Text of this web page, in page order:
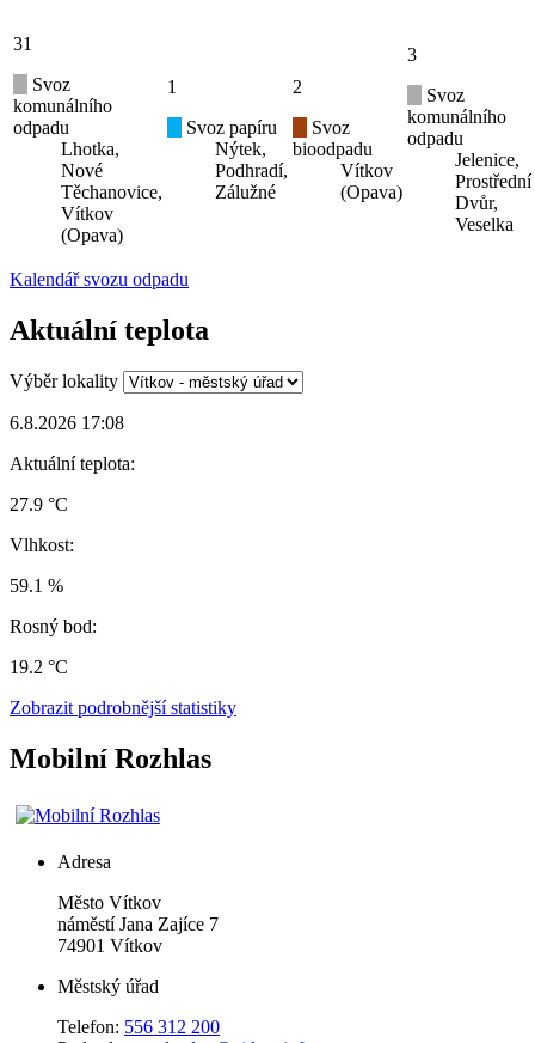
31
Svoz
komunálního
odpadu
Lhotka,
Nové
Těchanovice,
Vítkov
(Opava)
1
Svoz papíru
Nýtek,
Podhradí,
Zálužné
2
Svoz
bioodpadu
Vítkov
(Opava)
3
Svoz
komunálního
odpadu
Jelenice,
Prostřední
Dvůr,
Veselka
Kalendář svozu odpadu
Aktuální teplota
Výběr lokality
6.8.2026 17:08
Aktuální teplota:
27.9 °C
Vlhkost:
59.1 %
Rosný bod:
19.2 °C
Zobrazit podrobnější statistiky
Mobilní Rozhlas
Adresa
Město Vítkov
náměstí Jana Zajíce 7
74901 Vítkov
Městský úřad
Telefon: 556 312 200